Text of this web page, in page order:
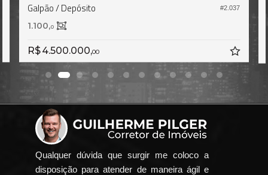
#2.037
Galpão / Depósito
1.100,0
R$ 4.500.000,00
Qualquer dúvida que surgir me coloco a
disposição para atender de maneira ágil e